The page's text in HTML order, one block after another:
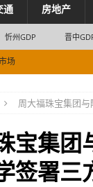
通 房地产
忻州GDP 晋中
业
市场 周大福珠宝集团
宝集团
签署三